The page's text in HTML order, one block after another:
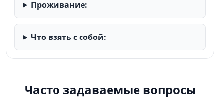
Проживание:
Что взять с собой:
Часто задаваемые вопросы